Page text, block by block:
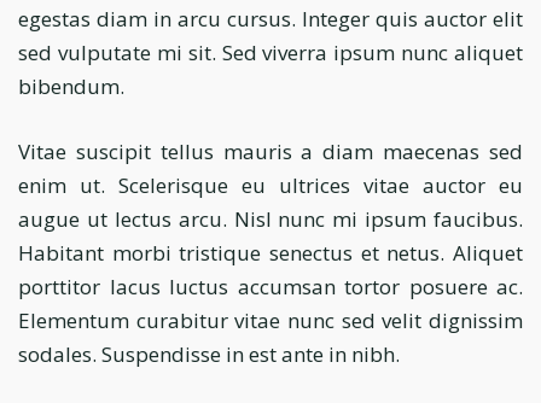
egestas diam in arcu cursus. Integer quis auctor elit
sed vulputate mi sit. Sed viverra ipsum nunc aliquet
bibendum.
Vitae suscipit tellus mauris a diam maecenas sed
enim ut. Scelerisque eu ultrices vitae auctor eu
augue ut lectus arcu. Nisl nunc mi ipsum faucibus.
Habitant morbi tristique senectus et netus. Aliquet
porttitor lacus luctus accumsan tortor posuere ac.
Elementum curabitur vitae nunc sed velit dignissim
sodales. Suspendisse in est ante in nibh.